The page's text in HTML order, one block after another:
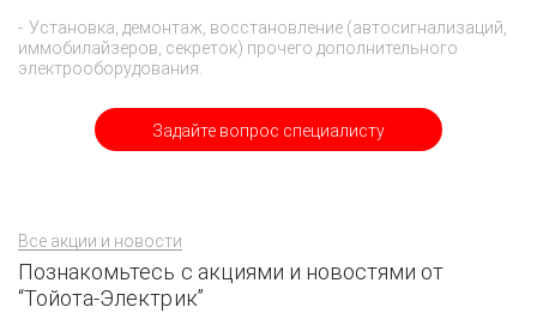
Задайте вопрос специалисту
Установка, демонтаж, восстановление (автосигнализаций,
иммобилайзеров, секреток) прочего дополнительного
электрооборудования.
Все акции и новости
Познакомьтесь с акциями и новостями от
“Тойота-Электрик”